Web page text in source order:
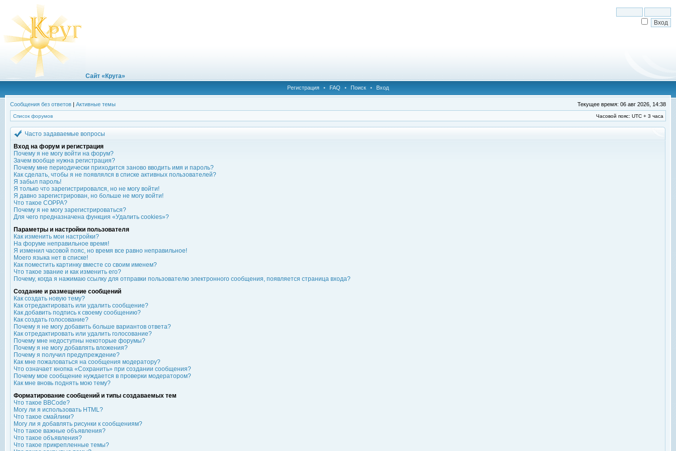
Сайт «Круга»
Регистрация • FAQ • Поиск • Вход
Сообщения без ответов | Активные темы Текущее время: 06 авг 2026, 14:38
Список форумов Часовой пояс: UTC + 3 часа
Часто задаваемые вопросы
Вход на форум и регистрация
Почему я не могу войти на форум?
Зачем вообще нужна регистрация?
Почему мне периодически приходится заново вводить имя и пароль?
Как сделать, чтобы я не появлялся в списке активных пользователей?
Я забыл пароль!
Я только что зарегистрировался, но не могу войти!
Я давно зарегистрирован, но больше не могу войти!
Что такое COPPA?
Почему я не могу зарегистрироваться?
Для чего предназначена функция «Удалить cookies»?
Параметры и настройки пользователя
Как изменить мои настройки?
На форуме неправильное время!
Я изменил часовой пояс, но время все равно неправильное!
Моего языка нет в списке!
Как поместить картинку вместе со своим именем?
Что такое звание и как изменить его?
Почему, когда я нажимаю ссылку для отправки пользователю электронного сообщения, появляется страница входа?
Создание и размещение сообщений
Как создать новую тему?
Как отредактировать или удалить сообщение?
Как добавить подпись к своему сообщению?
Как создать голосование?
Почему я не могу добавить больше вариантов ответа?
Как отредактировать или удалить голосование?
Почему мне недоступны некоторые форумы?
Почему я не могу добавлять вложения?
Почему я получил предупреждение?
Как мне пожаловаться на сообщения модератору?
Что означает кнопка «Сохранить» при создании сообщения?
Почему мое сообщение нуждается в проверки модератором?
Как мне вновь поднять мою тему?
Форматирование сообщений и типы создаваемых тем
Что такое BBCode?
Могу ли я использовать HTML?
Что такое смайлики?
Могу ли я добавлять рисунки к сообщениям?
Что такое важные объявления?
Что такое объявления?
Что такое прикрепленные темы?